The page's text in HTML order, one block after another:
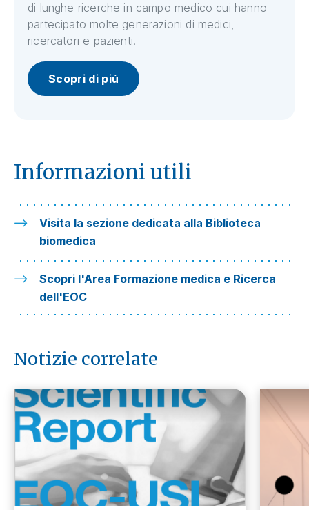
di lunghe ricerche in campo medico cui hanno
partecipato molte generazioni di medici,
ricercatori e pazienti.
Scopri di piú
Informazioni utili
Visita la sezione dedicata alla Biblioteca
biomedica
Scopri l'Area Formazione medica e Ricerca
dell'EOC
Notizie correlate